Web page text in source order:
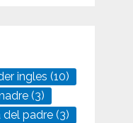
ingles (10)
(3)
del padre (3)